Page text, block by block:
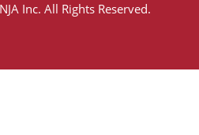
Inc. All Rights Reserved.